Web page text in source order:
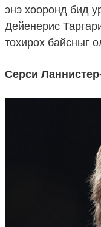
энэ хооронд бид
Дейенерис
тохирох байсныг
Серси